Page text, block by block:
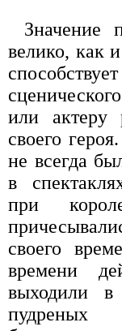
Значение
велико, как
или актеру
своего
не всегда
в
при
своего
времени
выходили